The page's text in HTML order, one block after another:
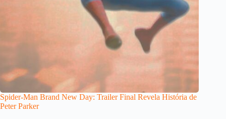
Spider-Man Brand New Day: Trailer Final Revela História de
Peter Parker